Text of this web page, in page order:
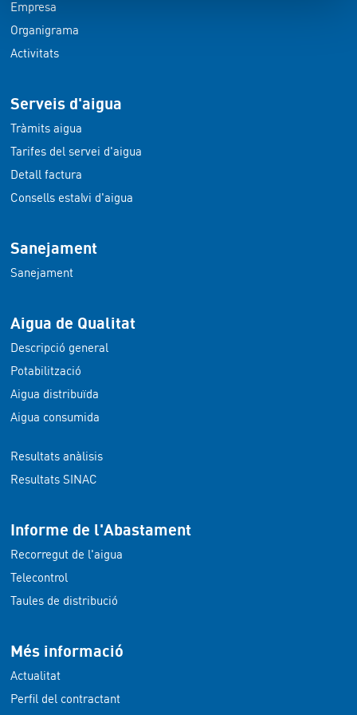
Empresa
Organigrama
Activitats
Serveis d'aigua
Tràmits aigua
Tarifes del servei d'aigua
Detall factura
Consells estalvi d'aigua
Sanejament
Sanejament
Aigua de Qualitat
Descripció general
Potabilització
Aigua distribuïda
Aigua consumida
Resultats anàlisis
Resultats SINAC
Informe de l'Abastament
Recorregut de l'aigua
Telecontrol
Taules de distribució
Més informació
Actualitat
Perfil del contractant